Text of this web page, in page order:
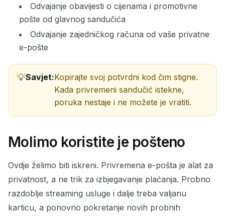
Odvajanje obavijesti o cijenama i promotivne
pošte od glavnog sandučića
Odvajanje zajedničkog računa od vaše privatne
e-pošte
Savjet:Kopirajte svoj potvrdni kod čim stigne.
Kada privremeni sandučić istekne,
poruka nestaje i ne možete je vratiti.
Molimo koristite je pošteno
Ovdje želimo biti iskreni. Privremena e-pošta je alat za
privatnost, a ne trik za izbjegavanje plaćanja. Probno
razdoblje streaming usluge i dalje treba valjanu
karticu, a ponovno pokretanje novih probnih